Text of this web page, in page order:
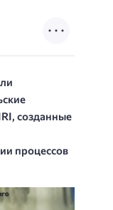
созданные
процессов